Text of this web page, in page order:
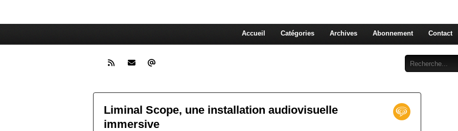
Accueil Catégories Archives Abonnement Contact
Liminal Scope, une installation audiovisuelle
immersive